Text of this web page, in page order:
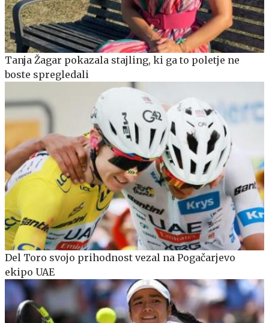
Tanja Žagar pokazala stajling, ki ga to poletje ne
boste spregledali
Del Toro svojo prihodnost vezal na Pogačarjevo
ekipo UAE